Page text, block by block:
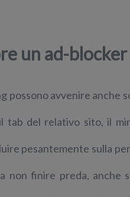
un ad-blocker
possono avvenire anche
tab del relativo sito, il
pesantemente sulla
non finire preda, anche